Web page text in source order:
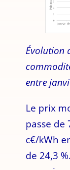
Évolution
entre
Le prix
passe de
c€/kWh
de 24,3